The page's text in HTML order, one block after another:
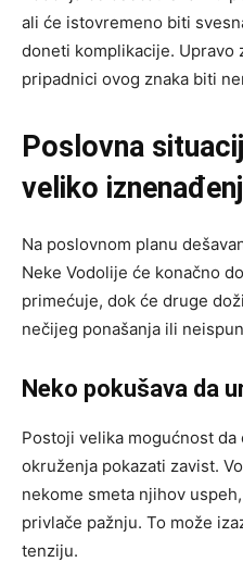
ali će istovremeno biti
doneti komplikacije. Upravo
pripadnici ovog znaka biti
Poslovna
veliko
Na poslovnom planu
Neke Vodolije će konačno
primećuje, dok će druge
nečijeg ponašanja ili
Neko pokušava da
Postoji velika mogućnost
okruženja pokazati zavist.
nekome smeta njihov
privlače pažnju. To može
tenziju.